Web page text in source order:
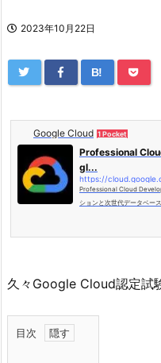
2023年10月22日
B!
Google Cloud 1 Pocket
Professional
gl...
Professional Cloud
ションと次世代データベー
久々Google Cloud認定試
目次